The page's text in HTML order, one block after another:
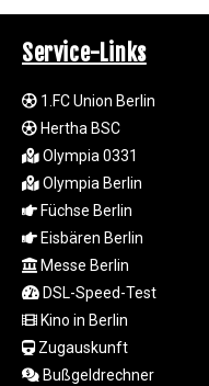
Service-Links
1.FC Union Berlin
Hertha BSC
Olympia 0331
Olympia Berlin
Füchse Berlin
Eisbären Berlin
Messe Berlin
DSL-Speed-Test
Kino in Berlin
Zugauskunft
Bußgeldrechner